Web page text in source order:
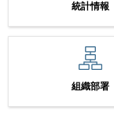
統計情報
組織部署